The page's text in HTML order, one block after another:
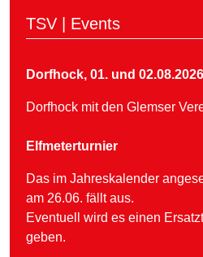
TSV | Events
Dorfhock, 01. und 02.08.2026
Dorfhock mit den Glemser
Elfmeterturnier
Das im Jahreskalender
am 26.06. fällt aus.
Eventuell wird es einen
geben.